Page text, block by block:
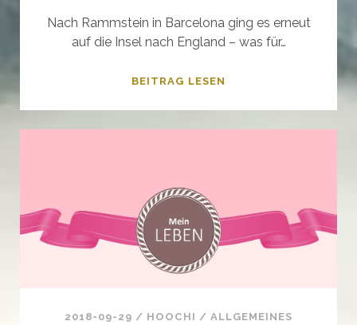
Nach Rammstein in Barcelona ging es erneut
auf die Insel nach England – was für…
BEITRAG LESEN
LIVERPOOL
MANCHESTER
2018-09-29 / HOOCHI / ALLGEMEINES